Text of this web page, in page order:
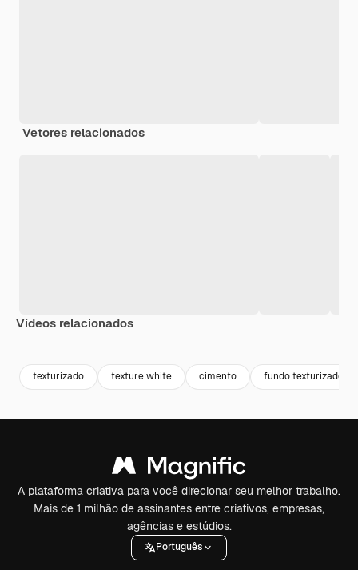
Vetores relacionados
Vídeos relacionados
texturizado texture white cimento fundo texturizado
A plataforma criativa para você direcionar seu melhor trabalho.
Mais de 1 milhão de assinantes entre criativos, empresas,
agências e estúdios.
Português